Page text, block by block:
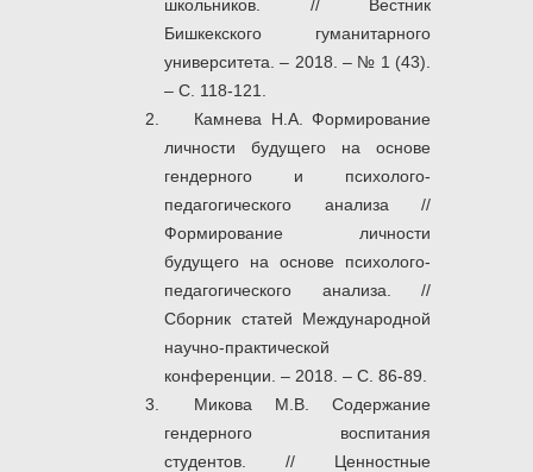
школьников. // Вестник
Бишкекского гуманитарного
университета. – 2018. – № 1 (43).
– С. 118-121.
Камнева Н.А. Формирование
личности будущего на основе
гендерного и психолого-
педагогического анализа //
Формирование личности
будущего на основе психолого-
педагогического анализа. //
Сборник статей Международной
научно-практической
конференции. – 2018. – С. 86-89.
Микова М.В. Содержание
гендерного воспитания
студентов. // Ценностные